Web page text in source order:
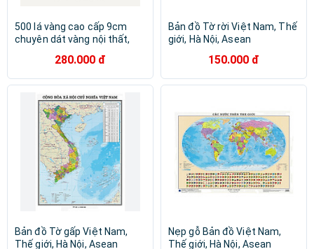
500 lá vàng cao cấp 9cm
chuyên dát vàng nội thất,
280.000 đ
Bản đồ Tờ rời Việt Nam, Thế
giới, Hà Nội, Asean
150.000 đ
Bản đồ Tờ gấp Việt Nam,
Thế giới, Hà Nội, Asean
Nẹp gỗ Bản đồ Việt Nam,
Thế giới, Hà Nội, Asean